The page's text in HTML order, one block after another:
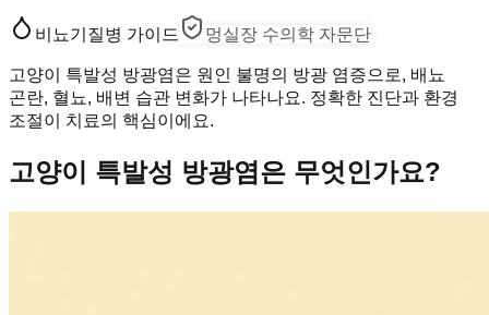
비뇨기 질병 가이드 멍실장 수의학 자문단
고양이 특발성 방광염은 원인 불명의 방광 염증으로, 배뇨
곤란, 혈뇨, 배변 습관 변화가 나타나요. 정확한 진단과 환경
조절이 치료의 핵심이에요.
고양이 특발성 방광염은 무엇인가요?